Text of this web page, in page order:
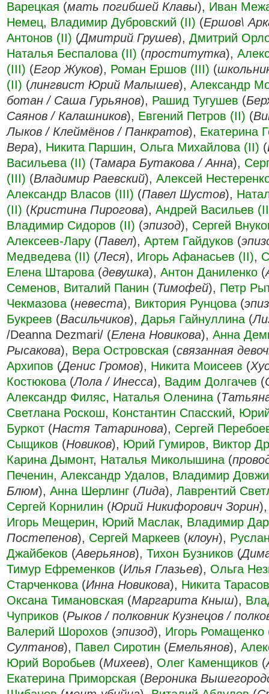
Варецкая (мать погибшей Клавы), Иван
Немец, Владимир Дубровский (II) (Ершов\
Антонов (II) (Дмитрий Грушев), Дмитрий
Наталья Беспалова (II) (проститутка),
(III) (Егор Жуков), Роман Ершов (III) (
(II) (лингвист Юрий Малышев), Александр
ботан / Саша Гурьянов), Рашид Тугушев (
Саянов / Калашников), Евгений Петров (II) (
Лыков / Клеймёнов / Панкратов), Екатерина
Вера), Никита Паршин, Ольга Михайлова (II) (
Васильева (II) (Тамара Бутакова / Анна),
(III) (Владимир Раевский), Алексей
Александр Власов (III) (Павел Шустов),
(II) (Кристина Пирогова), Андрей Васильев
Владимир Сидоров (II) (эпизод), Сергей
Алексеев-Лару (Павел), Артем Гайдуков (
Медведева (II) (Леся), Игорь Афанасьев (II),
Елена Штарова (девушка), Антон Даниленко (
Семенов, Виталий Панин (Тимофей), Петр
Чекмазова (невеста), Виктория Рунцова (
Букреев (Васильчиков), Дарья Гайнуллина (
/Deanna Dezmari/ (Елена Новикова), Анна
Рысакова), Вера Островская (связанная
Архипов (Денис Громов), Никита Моисеев (
Костюкова (Лола / Инесса), Вадим Долгачев (
Александр Филяс, Наталья Оленина (
Светлана Роскош, Константин Спасский,
Буркот (Настя Татаринова), Сергей
Сыщиков (Новиков), Юрий Гумиров, Виктор
Карина Дымонт, Наталья Миколышина (
Печенин, Александр Удалов, Владимир
Блюм), Анна Шерлинг (Лида), Лаврентий
Сергей Корнилин (Юрий Никифорович Зорин
Игорь Мещерин, Юрий Маслак, Владимир
Постепенов), Сергей Маркеев (клоун),
Джайбеков (Аверьянов), Тихон Бузников (
Тимур Ефременков (Илья Глазьев), Ольга
Старченкова (Инна Новикова), Никита Тарасов
Оксана Тимановская (Маргарита Кныш),
Чуприков (Рыков / полковник Кузнецов /
Валерий Шорохов (эпизод), Игорь Ромащенко
Султанов), Павел Сиротин (Емельянов),
Юрий Воробьев (Михеев), Олег Каменщиков (
Екатерина Приморская (Вероника